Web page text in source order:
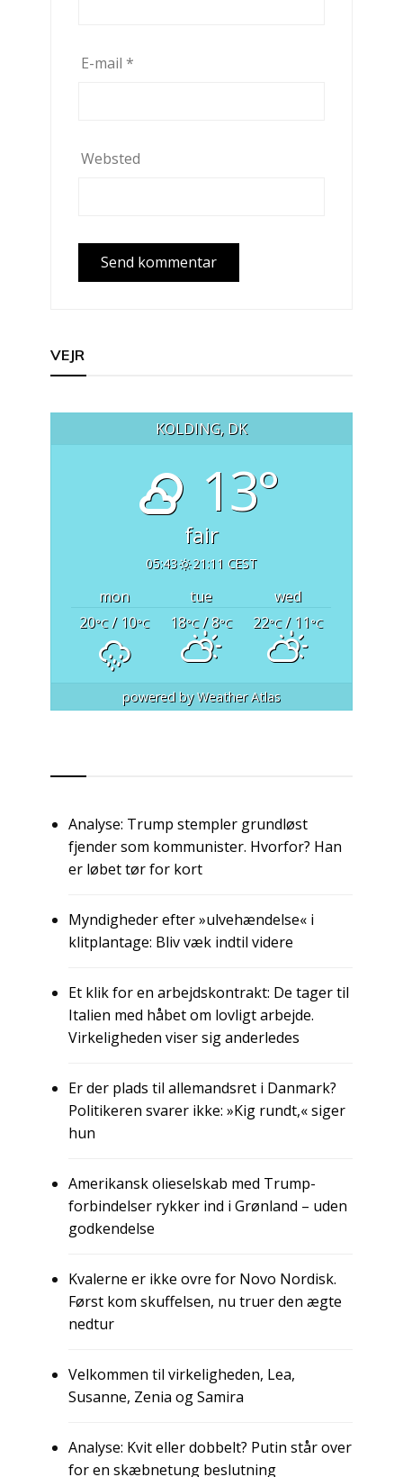
E-mail *
Websted
VEJR
KOLDING, DK
13°
fair
05:43 21:11 CEST
mon tue
wed
20°C/ 10°C 18°C/ 8°C 22°C/ 11°C
powered byWeather Atlas
Analyse: Trump stempler grundløst
fjender som kommunister. Hvorfor? Han
er løbet tør for kort
Myndigheder efter »ulvehændelse« i
klitplantage: Bliv væk indtil videre
Et klik for en arbejdskontrakt: De tager til
Italien med håbet om lovligt arbejde.
Virkeligheden viser sig anderledes
Er der plads til allemandsret i Danmark?
Politikeren svarer ikke: »Kig rundt,« siger
hun
Amerikansk olieselskab med Trump-
forbindelser rykker ind i Grønland – uden
godkendelse
Kvalerne er ikke ovre for Novo Nordisk.
Først kom skuffelsen, nu truer den ægte
nedtur
Velkommen til virkeligheden, Lea,
Susanne, Zenia og Samira
Analyse: Kvit eller dobbelt? Putin står over
for en skæbnetung beslutning